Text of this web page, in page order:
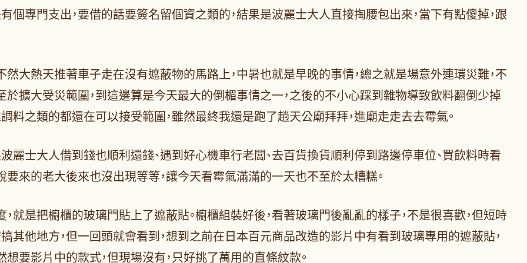
個專門支出，要借的話要簽名留個資之類的，結果是波麗士大人直接掏腰包出來，當下有點傻掉，跟
大熱天推著車子走在沒有遮蔽物的馬路上，中暑也就是早晚的事情，總之就是場意外連環災難，不
擴大受災範圍，到這邊算是今天最大的倒楣事情之一，之後的不小心踩到雜物導致飲料翻倒少掉
料之類的都還在可以接受範圍，雖然最終我還是跑了趟天公廟拜拜，進廟走走去去霉氣。
麗士大人借到錢也順利還錢、遇到好心機車行老闆、去百貨換貨順利停到路邊停車位、買飲料時看
來的老大後來也沒出現等等，讓今天看霉氣滿滿的一天也不至於太糟糕。
就是把櫥櫃的玻璃門貼上了遮蔽貼。櫥櫃組裝好後，看著玻璃門後亂亂的樣子，不是很喜歡，但短時
其他地方，但一回頭就會看到，想到之前在日本百元商品改造的影片中有看到玻璃專用的遮蔽貼，
要影片中的款式，但現場沒有，只好挑了萬用的直條紋款。